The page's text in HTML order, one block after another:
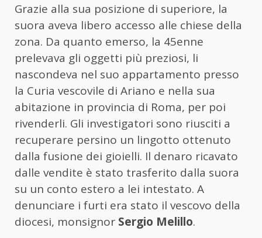
Grazie alla sua posizione di superiore, la
suora aveva libero accesso alle chiese della
zona. Da quanto emerso, la 45enne
prelevava gli oggetti più preziosi, li
nascondeva nel suo appartamento presso
la Curia vescovile di Ariano e nella sua
abitazione in provincia di Roma, per poi
rivenderli. Gli investigatori sono riusciti a
recuperare persino un lingotto ottenuto
dalla fusione dei gioielli. Il denaro ricavato
dalle vendite è stato trasferito dalla suora
su un conto estero a lei intestato. A
denunciare i furti era stato il vescovo della
diocesi, monsignor Sergio Melillo.